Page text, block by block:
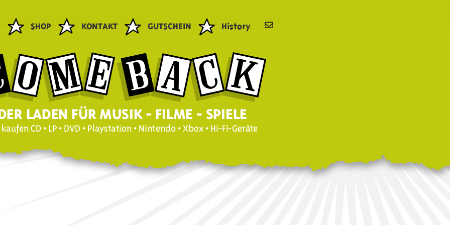
SHOP KONTAKT GUTSCHEIN History